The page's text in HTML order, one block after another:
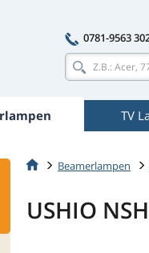
0781-9563
TV
Beamerlampen
USHIO